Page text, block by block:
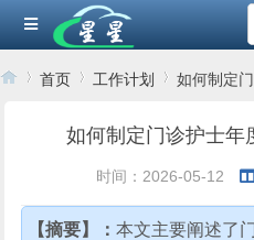
首页 工作计划
›
如何制定
如何制定门诊护士年
时间：2026-05-12
【摘要】：本文主要阐述了